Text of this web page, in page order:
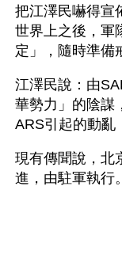
把江澤民嚇得宣
世界上之後，軍
定」，隨時準備
江澤民說：由
華勢力」的陰謀
ARS引起的動亂
現有傳聞說，北
進，由駐軍執行